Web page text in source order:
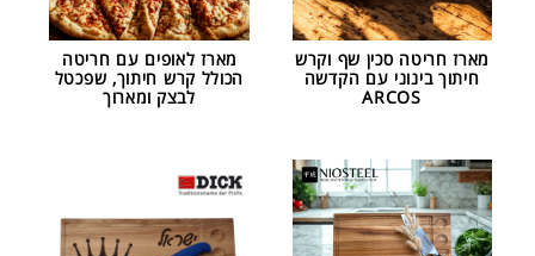
מארז חריטה סכין שף וקרש
חיתוך בינוני עם הקדשה
ARCOS
מארז לאופים עם חריטה
הכולל קרש חיתוך, שפכטל
לבצק ומארוך